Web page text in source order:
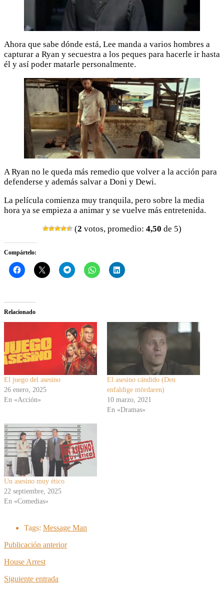
Ahora que sabe dónde está, Lee manda a varios hombres a
capturar a Ryan y secuestra a los peques para hacerle ir hasta
él y así poder matarle personalmente.
A Ryan no le queda más remedio que volver a la acción para
defenderse y además salvar a Doni y Dewi.
La película comienza muy tranquila, pero sobre la media
hora ya se empieza a animar y se vuelve más entretenida.
(2 votos, promedio: 4,50 de 5)
Compártelo:
Relacionado
El juego del asesino
26 enero, 2025
En «Acción»
El asesino cándido (Den
enfaldige mördaren)
10 marzo, 2021
En «Dramas»
Un asesino muy ético
22 septiembre, 2025
En «Comedias»
Tags: Message Man
Publicación anterior
House Arrest
Siguiente entrada